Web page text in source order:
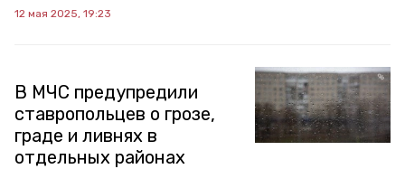
12 мая 2025, 19:23
В МЧС предупредили
ставропольцев о грозе,
граде и ливнях в
отдельных районах